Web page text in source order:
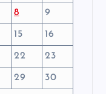
8 9
15 16
22 23
29 30